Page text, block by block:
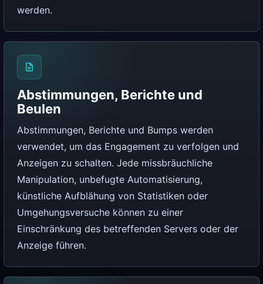
werden.
Abstimmungen, Berichte und
Beulen
Abstimmungen, Berichte und Bumps werden
verwendet, um das Engagement zu verfolgen und
Anzeigen zu schalten. Jede missbräuchliche
Manipulation, unbefugte Automatisierung,
künstliche Aufblähung von Statistiken oder
Umgehungsversuche können zu einer
Einschränkung des betreffenden Servers oder der
Anzeige führen.